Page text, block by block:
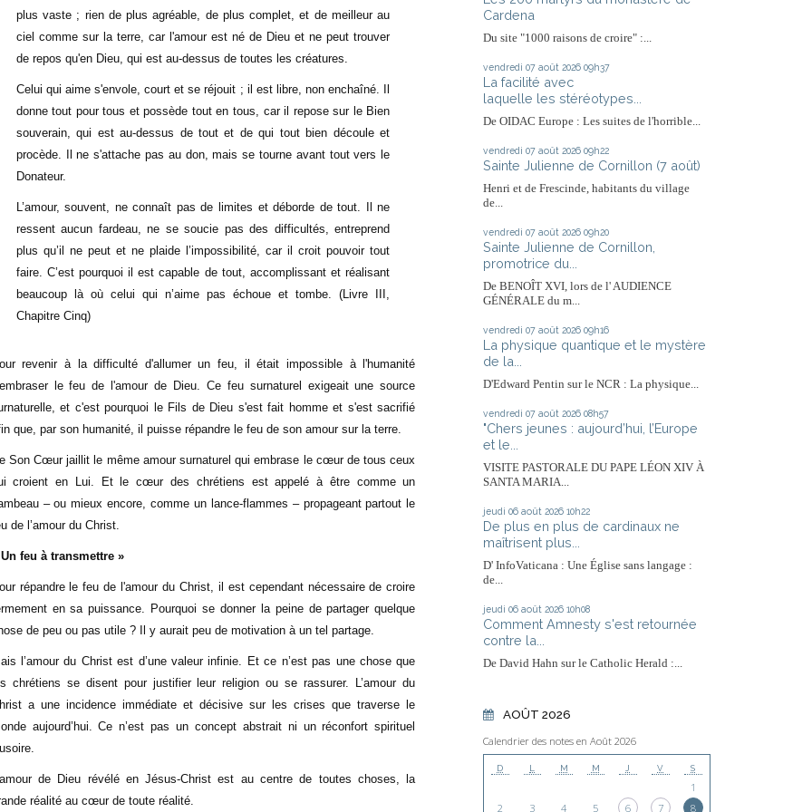
plus vaste ; rien de plus agréable, de plus complet, et de meilleur au
ciel comme sur la terre, car l'amour est né de Dieu et ne peut trouver
de repos qu'en Dieu, qui est au-dessus de toutes les créatures.
Celui qui aime s'envole, court et se réjouit ; il est libre, non enchaîné. Il
donne tout pour tous et possède tout en tous, car il repose sur le Bien
souverain, qui est au-dessus de tout et de qui tout bien découle et
procède. Il ne s'attache pas au don, mais se tourne avant tout vers le
Donateur.
L’amour, souvent, ne connaît pas de limites et déborde de tout. Il ne
ressent aucun fardeau, ne se soucie pas des difficultés, entreprend
plus qu’il ne peut et ne plaide l’impossibilité, car il croit pouvoir tout
faire. C’est pourquoi il est capable de tout, accomplissant et réalisant
beaucoup là où celui qui n’aime pas échoue et tombe. (Livre III,
Chapitre Cinq)
revenir à la difficulté d'allumer un feu, il était impossible à l'humanité
le feu de l'amour de Dieu. Ce feu surnaturel exigeait une source
et c'est pourquoi le Fils de Dieu s'est fait homme et s'est sacrifié
que, par son humanité, il puisse répandre le feu de son amour sur la terre.
Son Cœur jaillit le même amour surnaturel qui embrase le cœur de tous ceux
croient en Lui. Et le cœur des chrétiens est appelé à être comme un
– ou mieux encore, comme un lance-flammes – propageant partout le
de l’amour du Christ.
feu à transmettre »
répandre le feu de l'amour du Christ, il est cependant nécessaire de croire
en sa puissance. Pourquoi se donner la peine de partager quelque
de peu ou pas utile ? Il y aurait peu de motivation à un tel partage.
l’amour du Christ est d’une valeur infinie. Et ce n’est pas une chose que
chrétiens se disent pour justifier leur religion ou se rassurer. L’amour du
a une incidence immédiate et décisive sur les crises que traverse le
aujourd’hui. Ce n’est pas un concept abstrait ni un réconfort spirituel
de Dieu révélé en Jésus-Christ est au centre de toutes choses, la
réalité au cœur de toute réalité.
Cardena
Du site "1000 raisons de croire" :...
vendredi 07 août 2026 09h37
La facilité avec
laquelle les stéréotypes...
De OIDAC Europe : Les suites de l'horrible...
vendredi 07 août 2026 09h22
Sainte Julienne de Cornillon (7 août)
Henri et de Frescinde, habitants du village
de...
vendredi 07 août 2026 09h20
Sainte Julienne de Cornillon,
promotrice du...
De BENOÎT XVI, lors de l' AUDIENCE
GÉNÉRALE du m...
vendredi 07 août 2026 09h16
La physique quantique et le mystère
de la...
D'Edward Pentin sur le NCR : La physique...
vendredi 07 août 2026 08h57
"Chers jeunes : aujourd’hui, l’Europe
et le...
VISITE PASTORALE DU PAPE LÉON XIV À
SANTA MARIA...
jeudi 06 août 2026 10h22
De plus en plus de cardinaux ne
maîtrisent plus...
D' InfoVaticana : Une Église sans langage :
de...
jeudi 06 août 2026 10h08
Comment Amnesty s'est retournée
contre la...
De David Hahn sur le Catholic Herald :...
AOÛT 2026
Calendrier des notes en Août 2026
D L M M J V S
1
2
3 4 5 6 7 8